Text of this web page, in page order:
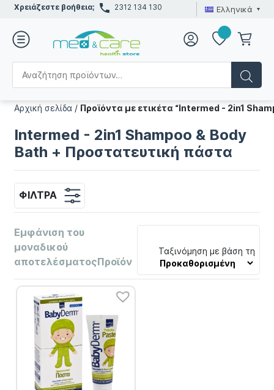
Χρειάζεστε βοήθεια; 2312 134 130 Ελληνικά
Αρχική σελίδα / Προϊόντα με ετικέτα “Intermed - 2in1
Intermed - 2in1 Shampoo & Body
Bath + Προστατευτική πάστα
ΦΊΛΤΡΑ
Εμφάνιση του
μοναδικού
αποτελέσματοςΠροϊόν
Ταξινόμηση με βάση τη